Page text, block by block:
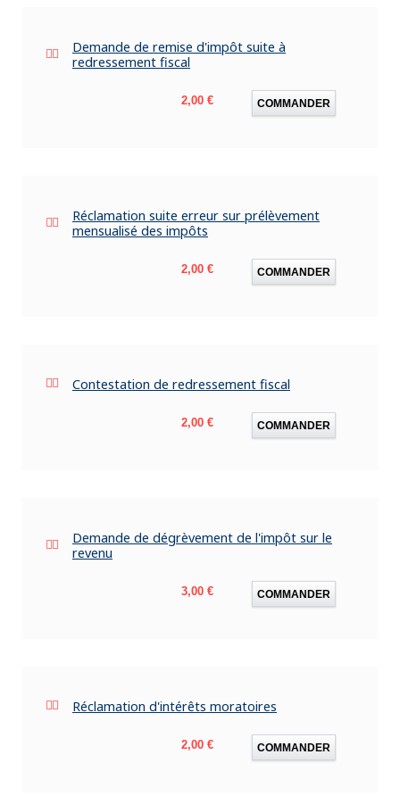
Demande de remise d'impôt suite à
redressement fiscal
Prix
2,00 € COMMANDER
Réclamation suite erreur sur prélèvement
mensualisé des impôts
Prix
2,00 € COMMANDER
Contestation de redressement fiscal
Prix
2,00 € COMMANDER
Demande de dégrèvement de l'impôt sur le
revenu
Prix
3,00 € COMMANDER
Réclamation d'intérêts moratoires
Prix
2,00 € COMMANDER